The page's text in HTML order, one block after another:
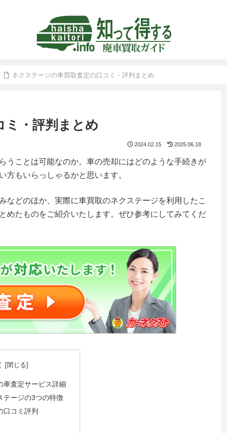
ネクステージの車買取査定の口コミ・評判まとめ
ミ・評判まとめ
2024.02.15 2025.06.18
うことは可能なのか。車の売却にはどのような手続きが
方もいらっしゃるかと思います。
などのほか、実際に車買取のネクステージを利用したこ
めたものをご紹介いたします。ぜひ参考にしてみてくだ
車査定サービス詳細
テージの3つの特徴
口コミ評判